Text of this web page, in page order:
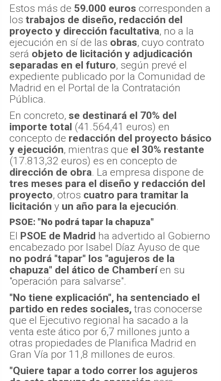
Estos más de 59.000 euros corresponden a
los trabajos de diseño, redacción del
proyecto y dirección facultativa, no a la
ejecución en sí de las obras, cuyo contrato
será objeto de licitación y adjudicación
separadas en el futuro, según prevé el
expediente publicado por la Comunidad de
Madrid en el Portal de la Contratación
Pública.
En concreto, se destinará el 70% del
importe total (41.564,41 euros) en
concepto de redacción del proyecto básico
y ejecución, mientras que el 30% restante
(17.813,32 euros) es en concepto de
dirección de obra. La empresa dispone de
tres meses para el diseño y redacción del
proyecto, otros cuatro para tramitar la
licitación y un año para la ejecución.
PSOE: "No podrá tapar la chapuza"
El PSOE de Madrid ha advertido al Gobierno
encabezado por Isabel Díaz Ayuso de que
no podrá "tapar" los "agujeros de la
chapuza" del ático de Chamberíen su
"operación para salvarse".
"No tiene explicación", ha sentenciado el
partido en redes sociales, tras conocerse
que el Ejecutivo regional ha sacado a la
venta este ático por 6,7 millones junto a
otras propiedades de Planifica Madrid en
Gran Vía por 11,8 millones de euros.
"Quiere tapar a todo correr los agujeros